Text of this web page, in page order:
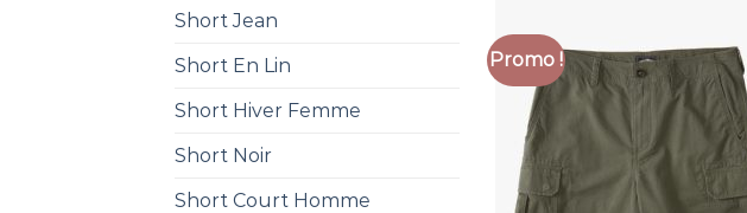
Short Jean
Short En Lin
Short Hiver Femme
Short Noir
Short Court Homme
Promo !